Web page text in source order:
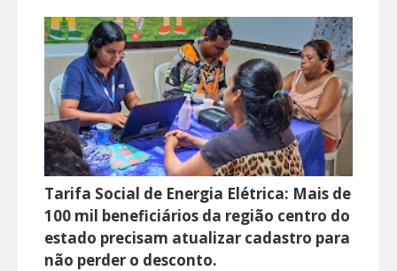
Tarifa Social de Energia Elétrica: Mais de
100 mil beneficiários da região centro do
estado precisam atualizar cadastro para
não perder o desconto.